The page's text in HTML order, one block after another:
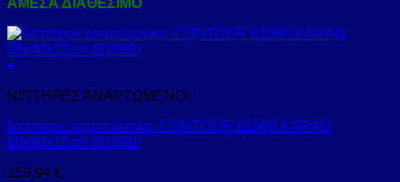
ΑΜΕΣΑ ΔΙΑΘΕΣΙΜΟ
+
ΝΙΠΤΗΡΕΣ ΑΝΑΡΤΩΜΕΝΟΙ
Νιπτήρας αναρτώμενος CONTOUR 61060 KARAG
60x40x12cm (61060)
159,94 €